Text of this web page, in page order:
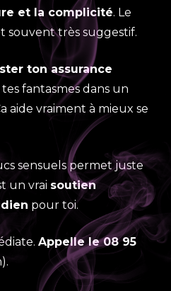
et la complicité. Le
souvent très suggestif.
ton assurance
fantasmes dans un
aide vraiment à mieux se
sensuels permet juste
un vrai soutien
pour toi.
Appelle le 08 95